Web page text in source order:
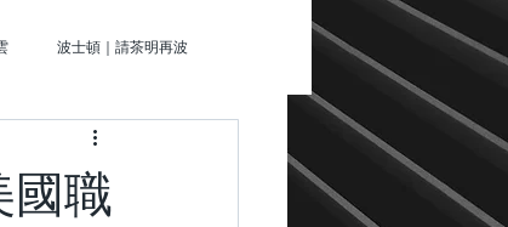
波士頓｜請茶明再波
國職